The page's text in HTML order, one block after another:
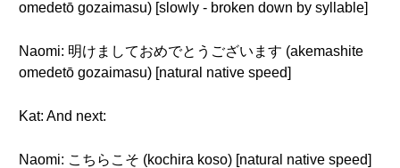
omedetō gozaimasu) [slowly - broken down by syllable]
Naomi: 明けましておめでとうございます (akemashite
omedetō gozaimasu) [natural native speed]
Kat: And next:
Naomi: こちらこそ (kochira koso) [natural native speed]